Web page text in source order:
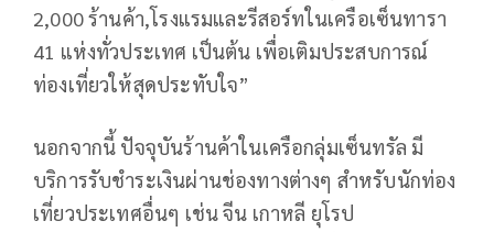
2,000 ร้านค้า,โรงแรมและรีสอร์ทในเครือเซ็นทารา
41 แห่งทั่วประเทศ เป็นต้น เพื่อเติมประสบการณ์
ท่องเที่ยวให้สุดประทับใจ”
นอกจากนี้ ปัจจุบันร้านค้าในเครือกลุ่มเซ็นทรัล มี
บริการรับชำระเงินผ่านช่องทางต่างๆ สำหรับนักท่อง
เที่ยวประเทศอื่นๆ เช่น จีน เกาหลี ยุโรป